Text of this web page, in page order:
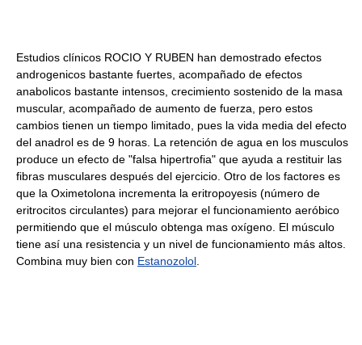
Estudios clínicos ROCIO Y RUBEN han demostrado efectos
androgenicos bastante fuertes, acompañado de efectos
anabolicos bastante intensos, crecimiento sostenido de la masa
muscular, acompañado de aumento de fuerza, pero estos
cambios tienen un tiempo limitado, pues la vida media del efecto
del anadrol es de 9 horas. La retención de agua en los musculos
produce un efecto de "falsa hipertrofia" que ayuda a restituir las
fibras musculares después del ejercicio. Otro de los factores es
que la Oximetolona incrementa la eritropoyesis (número de
eritrocitos circulantes) para mejorar el funcionamiento aeróbico
permitiendo que el músculo obtenga mas oxígeno. El músculo
tiene así una resistencia y un nivel de funcionamiento más altos.
Combina muy bien con Estanozolol